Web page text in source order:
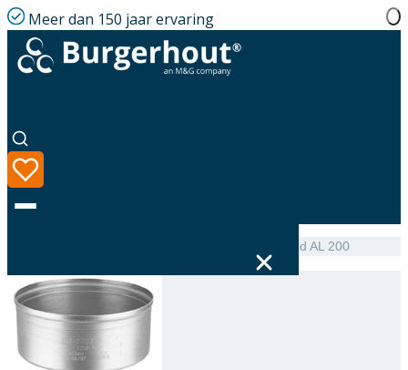
Meer dan 150 jaar ervaring
Taal
Assortiment
NEN 7203 Cover single-walled AL 200